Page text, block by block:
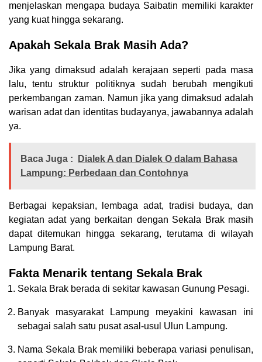
menjelaskan mengapa budaya Saibatin memiliki karakter
yang kuat hingga sekarang.
Apakah Sekala Brak Masih Ada?
Jika yang dimaksud adalah kerajaan seperti pada masa
lalu, tentu struktur politiknya sudah berubah mengikuti
perkembangan zaman. Namun jika yang dimaksud adalah
warisan adat dan identitas budayanya, jawabannya adalah
ya.
Baca Juga :
Dialek A dan Dialek O dalam Bahasa
Lampung: Perbedaan dan Contohnya
Berbagai kepaksian, lembaga adat, tradisi budaya, dan
kegiatan adat yang berkaitan dengan Sekala Brak masih
dapat ditemukan hingga sekarang, terutama di wilayah
Lampung Barat.
Fakta Menarik tentang Sekala Brak
Sekala Brak berada di sekitar kawasan Gunung Pesagi.
Banyak masyarakat Lampung meyakini kawasan ini
sebagai salah satu pusat asal-usul Ulun Lampung.
Nama Sekala Brak memiliki beberapa variasi penulisan,